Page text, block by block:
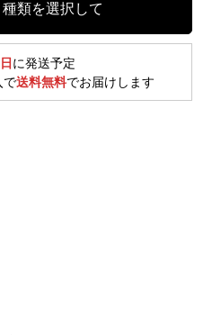
類を選択して
に発送予定
で送料無料でお届けします